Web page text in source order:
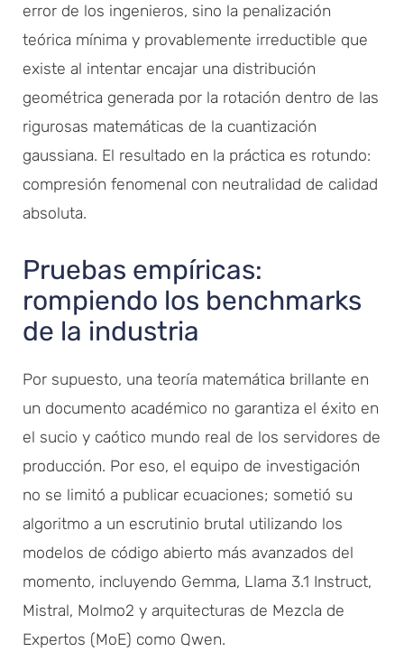
error de los ingenieros, sino la penalización
teórica mínima y provablemente irreductible que
existe al intentar encajar una distribución
geométrica generada por la rotación dentro de las
rigurosas matemáticas de la cuantización
gaussiana. El resultado en la práctica es rotundo:
compresión fenomenal con neutralidad de calidad
absoluta.
Pruebas empíricas:
rompiendo los benchmarks
de la industria
Por supuesto, una teoría matemática brillante en
un documento académico no garantiza el éxito en
el sucio y caótico mundo real de los servidores de
producción. Por eso, el equipo de investigación
no se limitó a publicar ecuaciones; sometió su
algoritmo a un escrutinio brutal utilizando los
modelos de código abierto más avanzados del
momento, incluyendo Gemma, Llama 3.1 Instruct,
Mistral, Molmo2 y arquitecturas de Mezcla de
Expertos (MoE) como Qwen.